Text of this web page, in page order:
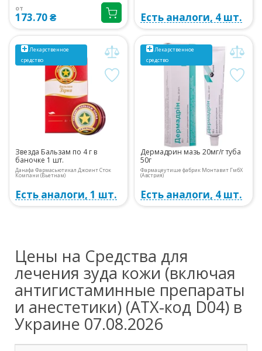
от
173.70 ₴ Есть аналоги, 4 шт.
Лекарственное
средство
Звезда Бальзам по 4 г в
баночке 1 шт.
Данафа Фармасьютикал Джоинт Сток
Компани (Вьетнам)
Есть аналоги, 1 шт.
Лекарственное
средство
Дермадрин мазь 20мг/г туба
50г
Фармацеутише фабрик Монтавит ГмбХ
(Австрия)
Есть аналоги, 4 шт.
Цены на Средства для
лечения зуда кожи (включая
антигистаминные препараты
и анестетики) (ATX-код D04) в
Украине 07.08.2026